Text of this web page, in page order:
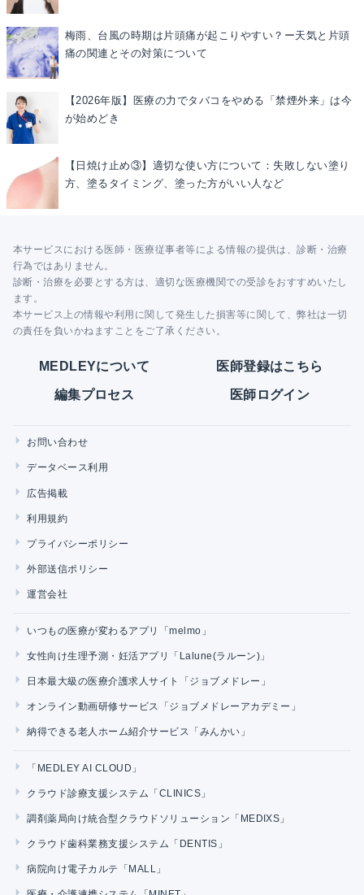
梅雨、台風の時期は片頭痛が起こりやすい？ー天気と片頭
痛の関連とその対策について
【2026年版】医療の力でタバコをやめる「禁煙外来」は今
が始めどき
【日焼け止め③】適切な使い方について：失敗しない塗り
方、塗るタイミング、塗った方がいい人など
本サービスにおける医師・医療従事者等による情報の提供は、診断・治療
行為ではありません。
診断・治療を必要とする方は、適切な医療機関での受診をおすすめいたし
ます。
本サービス上の情報や利用に関して発生した損害等に関して、弊社は一切
の責任を負いかねますことをご了承ください。
MEDLEYについて 医師登録はこちら
編集プロセス 医師ログイン
お問い合わせ
データベース利用
広告掲載
利用規約
プライバシーポリシー
外部送信ポリシー
運営会社
いつもの医療が変わるアプリ「melmo」
女性向け生理予測・妊活アプリ「Lalune(ラルーン)」
日本最大級の医療介護求人サイト「ジョブメドレー」
オンライン動画研修サービス「ジョブメドレーアカデミー」
納得できる老人ホーム紹介サービス「みんかい」
「MEDLEY AI CLOUD」
クラウド診療支援システム「CLINICS」
調剤薬局向け統合型クラウドソリューション「MEDIXS」
クラウド歯科業務支援システム「DENTIS」
病院向け電子カルテ「MALL」